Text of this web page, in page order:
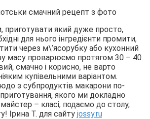
приготувати який дуже просто,
для нього інгредієнти промити,
через м\’ясорубку або кухонний
масу проварюємо протягом 30 – 40
смачно і корисно, не варто
купівельними варіантом.
з субпродуктів макарони по-
якого ми докладно
– класі, подаємо до столу,
Ірина Т. для сайту jossy.ru